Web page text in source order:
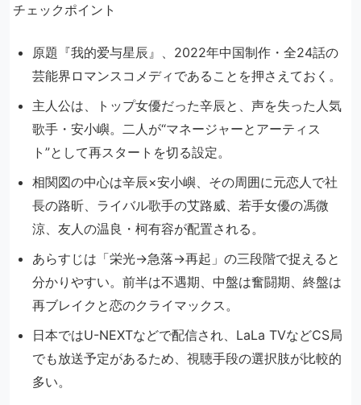
チェックポイント
原題『我的爱与星辰』、2022年中国制作・全24話の
芸能界ロマンスコメディであることを押さえておく。
主人公は、トップ女優だった辛辰と、声を失った人気
歌手・安小嶼。二人が“マネージャーとアーティス
ト”として再スタートを切る設定。
相関図の中心は辛辰×安小嶼、その周囲に元恋人で社
長の路昕、ライバル歌手の艾路威、若手女優の馮微
涼、友人の温良・柯有容が配置される。
あらすじは「栄光→急落→再起」の三段階で捉えると
分かりやすい。前半は不遇期、中盤は奮闘期、終盤は
再ブレイクと恋のクライマックス。
日本ではU-NEXTなどで配信され、LaLa TVなどCS局
でも放送予定があるため、視聴手段の選択肢が比較的
多い。